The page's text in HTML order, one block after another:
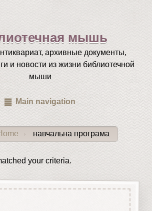
мышь
архивные документы,
и новости из жизни библиотечной
мыши
Main navigation
› навчальна програма
your criteria.